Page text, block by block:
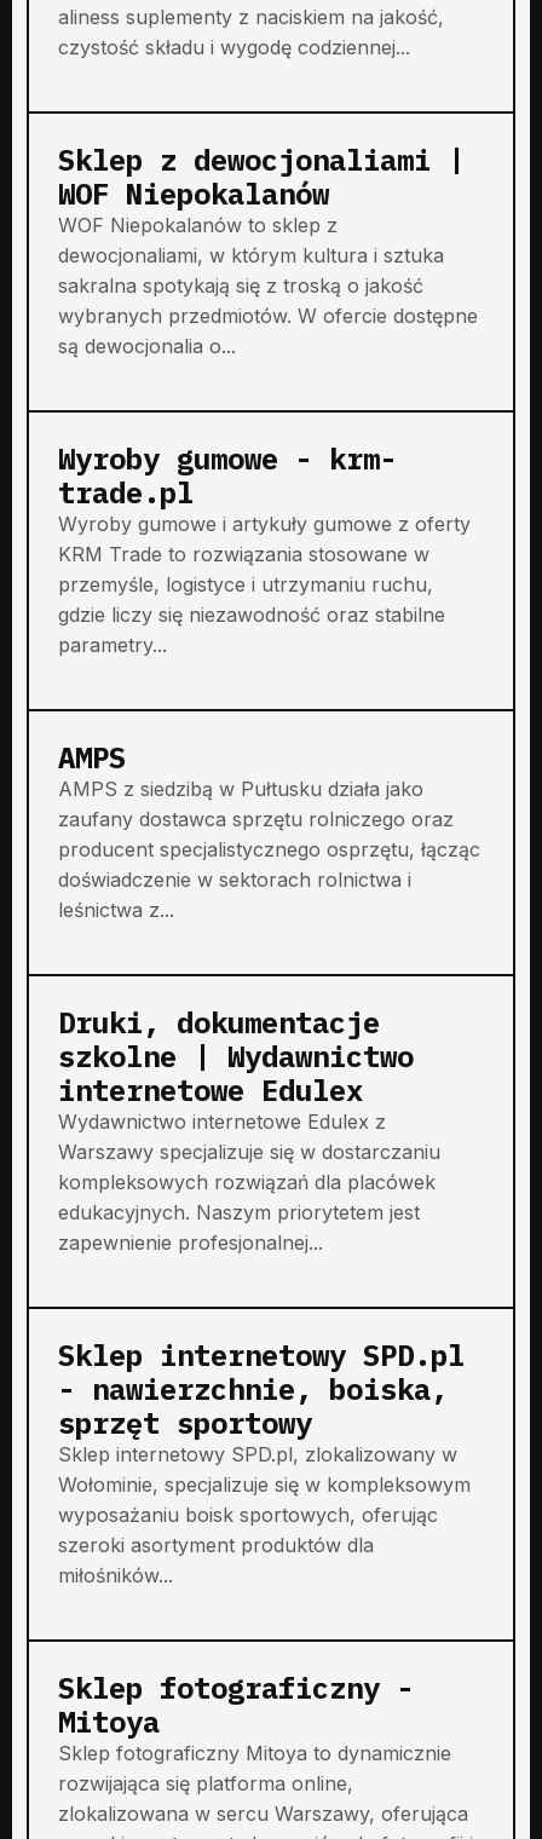
aliness suplementy z naciskiem na jakość,
czystość składu i wygodę codziennej...
Sklep z dewocjonaliami |
WOF Niepokalanów
WOF Niepokalanów to sklep z
dewocjonaliami, w którym kultura i sztuka
sakralna spotykają się z troską o jakość
wybranych przedmiotów. W ofercie dostępne
są dewocjonalia o...
Wyroby gumowe - krm-
trade.pl
Wyroby gumowe i artykuły gumowe z oferty
KRM Trade to rozwiązania stosowane w
przemyśle, logistyce i utrzymaniu ruchu,
gdzie liczy się niezawodność oraz stabilne
parametry...
AMPS
AMPS z siedzibą w Pułtusku działa jako
zaufany dostawca sprzętu rolniczego oraz
producent specjalistycznego osprzętu, łącząc
doświadczenie w sektorach rolnictwa i
leśnictwa z...
Druki, dokumentacje
szkolne | Wydawnictwo
internetowe Edulex
Wydawnictwo internetowe Edulex z
Warszawy specjalizuje się w dostarczaniu
kompleksowych rozwiązań dla placówek
edukacyjnych. Naszym priorytetem jest
zapewnienie profesjonalnej...
Sklep internetowy SPD.pl
- nawierzchnie, boiska,
sprzęt sportowy
Sklep internetowy SPD.pl, zlokalizowany w
Wołominie, specjalizuje się w kompleksowym
wyposażaniu boisk sportowych, oferując
szeroki asortyment produktów dla
miłośników...
Sklep fotograficzny -
Mitoya
Sklep fotograficzny Mitoya to dynamicznie
rozwijająca się platforma online,
zlokalizowana w sercu Warszawy, oferująca